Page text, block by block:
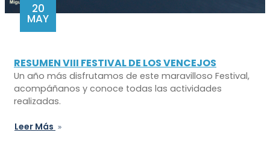
20
MAY
RESUMEN VIII FESTIVAL DE LOS VENCEJOS
Un año más disfrutamos de este maravilloso Festival,
acompáñanos y conoce todas las actividades
realizadas.
Leer Más